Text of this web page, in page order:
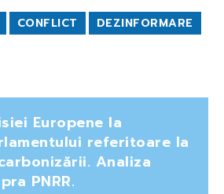
CONFLICT DEZINFORMARE
Europene la
referitoare la
Analiza
PNRR.